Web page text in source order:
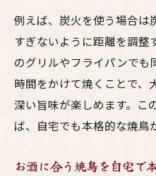
梅田居酒屋流の
お酒が進む焼き
理由
鳥料理の焼き加
居酒屋仕込み焼
例えば、炭火を使う場合は
すぎないように距離を調整
のグリルやフライパンでも
時間をかけて焼くことで、
深い旨味が楽しめます。こ
ば、自宅でも本格的な焼鳥
お酒に合う焼鳥を自宅で